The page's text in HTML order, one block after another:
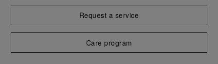
Request a service
Care program